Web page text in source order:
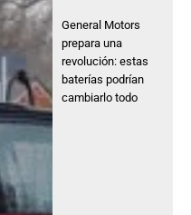
General Motors
prepara una
revolución: estas
baterías podrían
cambiarlo todo